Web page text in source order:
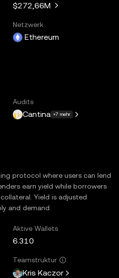
$272,66M
Netzwerk
Ethereum
Audits
Cantina +7 mehr
protocol where users can lend
earn yield while borrowers
Yield is adjusted
and demand.
Aktive Wallets
6.310
Teamstruktur
Kris Kaczor